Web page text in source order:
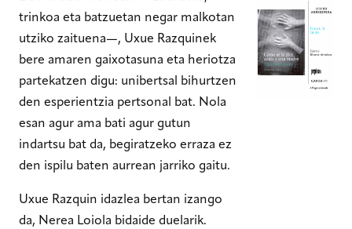
trinkoa eta batzuetan negar malkotan
utziko zaituena—, Uxue Razquinek
bere amaren gaixotasuna eta heriotza
partekatzen digu: unibertsal bihurtzen
den esperientzia pertsonal bat. Nola
esan agur ama bati agur gutun
indartsu bat da, begiratzeko erraza ez
den ispilu baten aurrean jarriko gaitu.
Uxue Razquin idazlea bertan izango
da, Nerea Loiola bidaide duelarik.